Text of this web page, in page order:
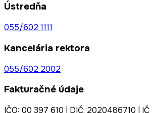
Ústredňa
055/602 1111
Kancelária rektora
055/602 2002
Fakturačné údaje
IČO: 00 397 610 | DIČ: 2020486710 | IČ